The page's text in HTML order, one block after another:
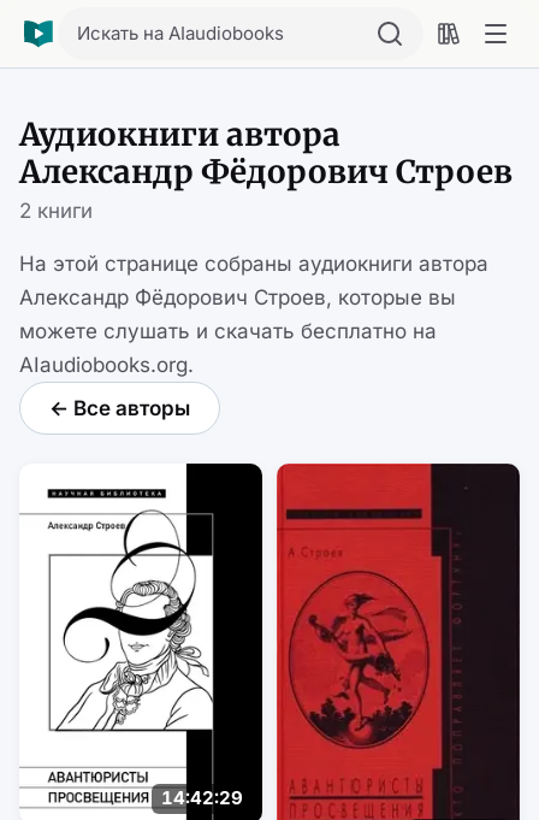
Искать на AIaudiobooks
Аудиокниги автора
Александр Фёдорович Строев
2 книги
На этой странице собраны аудиокниги автора
Александр Фёдорович Строев, которые вы
можете слушать и скачать бесплатно на
AIaudiobooks.org.
← Все авторы
14:42:29